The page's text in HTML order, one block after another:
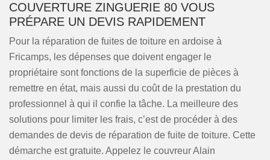
COUVERTURE ZINGUERIE 80 VOUS
PRÉPARE UN DEVIS RAPIDEMENT
Pour la réparation de fuites de toiture en ardoise à
Fricamps, les dépenses que doivent engager le
propriétaire sont fonctions de la superficie de pièces à
remettre en état, mais aussi du coût de la prestation du
professionnel à qui il confie la tâche. La meilleure des
solutions pour limiter les frais, c’est de procéder à des
demandes de devis de réparation de fuite de toiture. Cette
démarche est gratuite. Appelez le couvreur Alain